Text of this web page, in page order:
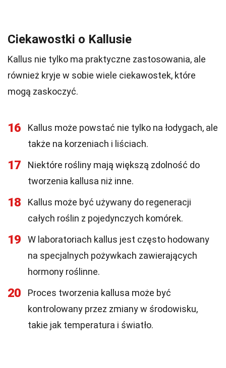
Ciekawostki o Kallusie
Kallus nie tylko ma praktyczne zastosowania, ale
również kryje w sobie wiele ciekawostek, które
mogą zaskoczyć.
16
Kallus może powstać nie tylko na łodygach, ale
także na korzeniach i liściach.
17
Niektóre rośliny mają większą zdolność do
tworzenia kallusa niż inne.
18
Kallus może być używany do regeneracji
całych roślin z pojedynczych komórek.
19
W laboratoriach kallus jest często hodowany
na specjalnych pożywkach zawierających
hormony roślinne.
20
Proces tworzenia kallusa może być
kontrolowany przez zmiany w środowisku,
takie jak temperatura i światło.